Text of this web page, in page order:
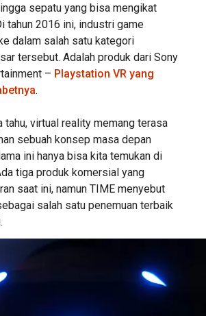
sepatu yang bisa mengikat
tahun 2016 ini, industri game
dalam salah satu kategori
tersebut. Adalah produk dari Sony
– Playstation VR yang
.
tahu, virtual reality memang terasa
sebuah konsep masa depan
ini hanya bisa kita temukan di
tiga produk komersial yang
saat ini, namun TIME menyebut
salah satu penemuan terbaik